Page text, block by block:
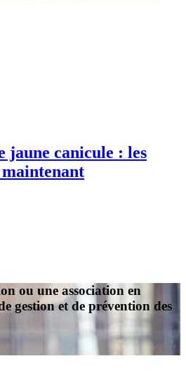
jaune canicule : les
maintenant
ou une association en
gestion et de prévention des